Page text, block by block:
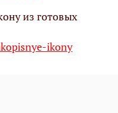
из готовых
ikony